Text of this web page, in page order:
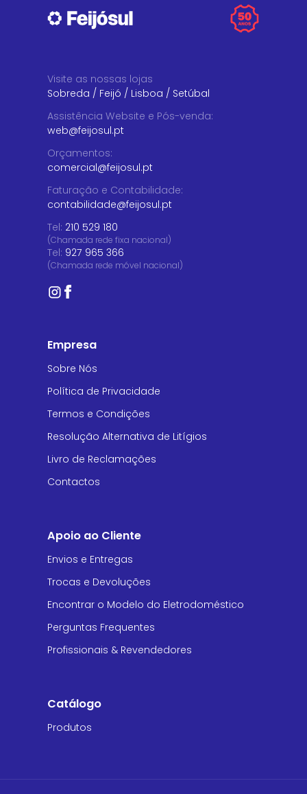
Visite as nossas lojas
Sobreda / Feijó / Lisboa / Setúbal
Assistência Website e Pós-venda:
web@feijosul.pt
Orçamentos:
comercial@feijosul.pt
Faturação e Contabilidade:
contabilidade@feijosul.pt
Tel: 210 529 180
(Chamada rede fixa nacional)
Tel: 927 965 366
(Chamada rede móvel nacional)
Empresa
Sobre Nós
Política de Privacidade
Termos e Condições
Resolução Alternativa de Litígios
Livro de Reclamações
Contactos
Apoio ao Cliente
Envios e Entregas
Trocas e Devoluções
Encontrar o Modelo do Eletrodoméstico
Perguntas Frequentes
Profissionais & Revendedores
Catálogo
Produtos